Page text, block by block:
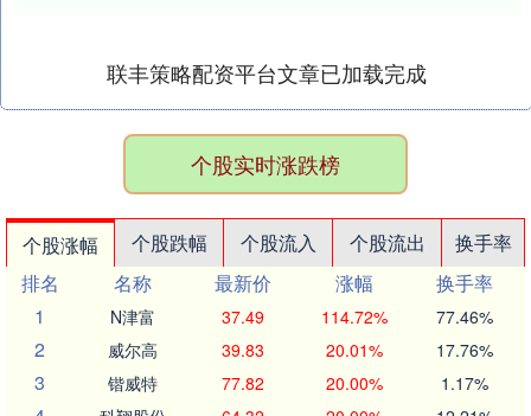
联丰策略配资平台文章已加载完成
个股实时涨跌榜
个股涨幅 个股跌幅 个股流入 个股流出
换手率
排名
名称 最新价 涨幅
换手率
1
N津富 37.49 114.72% 77.46%
2 威尔高 39.83 20.01% 17.76%
3 锴威特 77.82 20.00% 1.17%